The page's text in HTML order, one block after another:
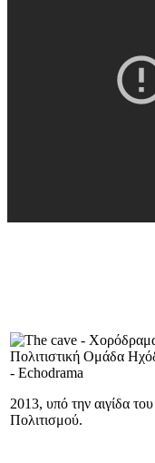
2013, υπό την αιγίδα
Πολιτισμού.